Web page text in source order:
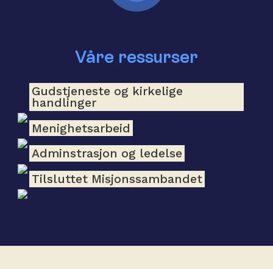
Våre ressurser
Gudstjeneste og kirkelige
handlinger
Menighetsarbeid
Adminstrasjon og ledelse
Tilsluttet Misjonssambandet